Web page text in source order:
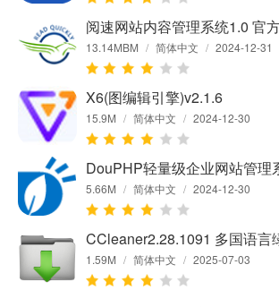
阅速网站内容管理系统1.0 官
13.14MBM / 简体中文 / 2024-12-31
X6(图编辑引擎)v2.1.6
15.9M / 简体中文 / 2024-12-30
5.66M / 简体中文 / 2024-12-30
CCleaner2.28.1091 多国语言
1.59M / 简体中文 / 2025-07-03